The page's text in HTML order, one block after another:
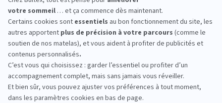
DÉCOUVRIR
DÉCOUVREZ TOUS NOS OREILLERS ET COUETTES